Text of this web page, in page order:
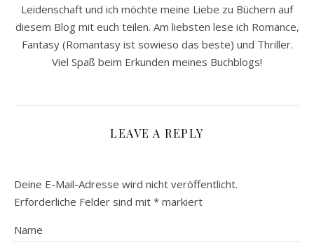
Leidenschaft und ich möchte meine Liebe zu Büchern auf
diesem Blog mit euch teilen. Am liebsten lese ich Romance,
Fantasy (Romantasy ist sowieso das beste) und Thriller.
Viel Spaß beim Erkunden meines Buchblogs!
LEAVE A REPLY
Deine E-Mail-Adresse wird nicht veröffentlicht.
Erforderliche Felder sind mit * markiert
Name